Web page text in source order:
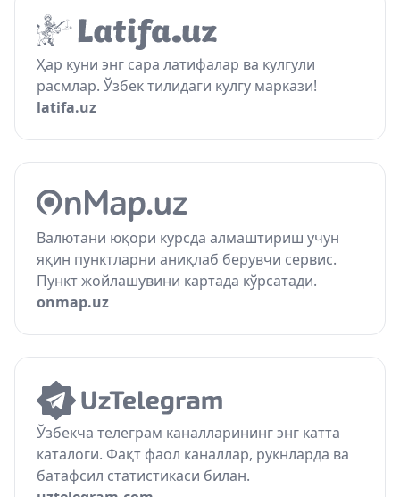
Ҳар куни энг сара латифалар ва кулгули
расмлар. Ўзбек тилидаги кулгу маркази!
latifa.uz
Валютани юқори курсда алмаштириш учун
яқин пунктларни аниқлаб берувчи сервис.
Пункт жойлашувини картада кўрсатади.
onmap.uz
Ўзбекча телеграм каналларининг энг катта
каталоги. Фақт фаол каналлар, рукнларда ва
батафсил статистикаси билан.